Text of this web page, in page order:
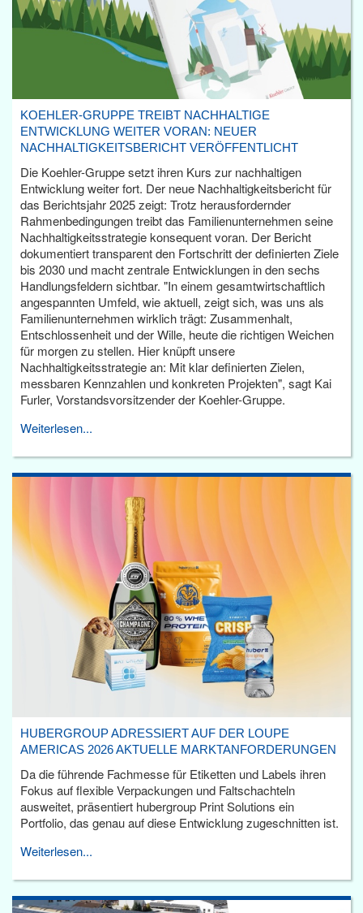
KOEHLER-GRUPPE TREIBT NACHHALTIGE
ENTWICKLUNG WEITER VORAN: NEUER
NACHHALTIGKEITSBERICHT VERÖFFENTLICHT
Die Koehler-Gruppe setzt ihren Kurs zur nachhaltigen
Entwicklung weiter fort. Der neue Nachhaltigkeitsbericht für
das Berichtsjahr 2025 zeigt: Trotz herausfordernder
Rahmenbedingungen treibt das Familienunternehmen seine
Nachhaltigkeitsstrategie konsequent voran. Der Bericht
dokumentiert transparent den Fortschritt der definierten Ziele
bis 2030 und macht zentrale Entwicklungen in den sechs
Handlungsfeldern sichtbar. "In einem gesamtwirtschaftlich
angespannten Umfeld, wie aktuell, zeigt sich, was uns als
Familienunternehmen wirklich trägt: Zusammenhalt,
Entschlossenheit und der Wille, heute die richtigen Weichen
für morgen zu stellen. Hier knüpft unsere
Nachhaltigkeitsstrategie an: Mit klar definierten Zielen,
messbaren Kennzahlen und konkreten Projekten", sagt Kai
Furler, Vorstandsvorsitzender der Koehler-Gruppe.
Weiterlesen...
HUBERGROUP ADRESSIERT AUF DER LOUPE
AMERICAS 2026 AKTUELLE MARKTANFORDERUNGEN
Da die führende Fachmesse für Etiketten und Labels ihren
Fokus auf flexible Verpackungen und Faltschachteln
ausweitet, präsentiert hubergroup Print Solutions ein
Portfolio, das genau auf diese Entwicklung zugeschnitten ist.
Weiterlesen...